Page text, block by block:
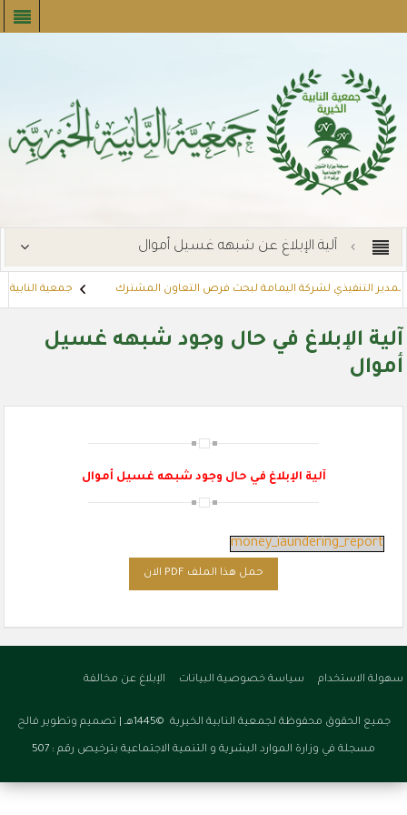
آلية الإبلاغ عن شبهه غسيل أموال
التنفيذي لشركة اليمامة لبحث فرص التعاون المشترك جمعية النابية
توزع بطاقات القسائم الشرائية للمستفيدين عبر أسواق بنده (لنجعل
آلية الإبلاغ في حال وجود شبهه غسيل
أموال
آلية الإبلاغ في حال وجود شبهه غسيل أموال
money_iaundering_report
حمل هذا الملف PDF الان
سهولة الاستخدام سياسة خصوصية البيانات الإبلاغ عن مخالفة
جميع الحقوق محفوظة لجمعية النابية الخيرية ©1445هـ | تصميم وتطوير فالح
مسجلة في وزارة الموارد البشرية و التنمية الاجتماعية بترخيص رقم : 507